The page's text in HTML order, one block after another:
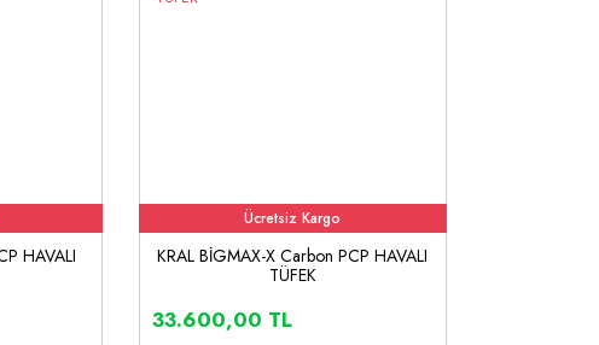
HAVALI
Ücretsiz Kargo
KRAL BİGMAX-X Carbon PCP HAVALI
TÜFEK
33.600,00 TL